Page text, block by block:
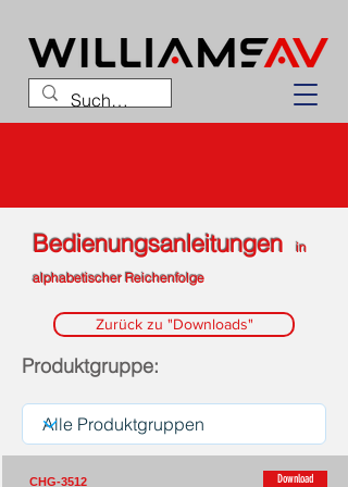
Bedienungsanleitungen
in
alphabetischer Reichenfolge
Zurück zu "Downloads"
Produktgruppe:
CHG-3512 Download